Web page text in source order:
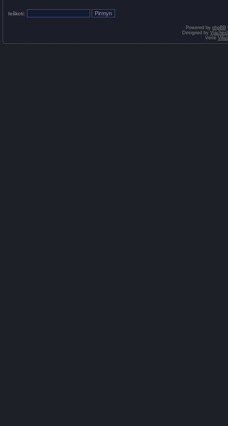
Ieškoti:
Powered by phpBB
Designed by
Vertė